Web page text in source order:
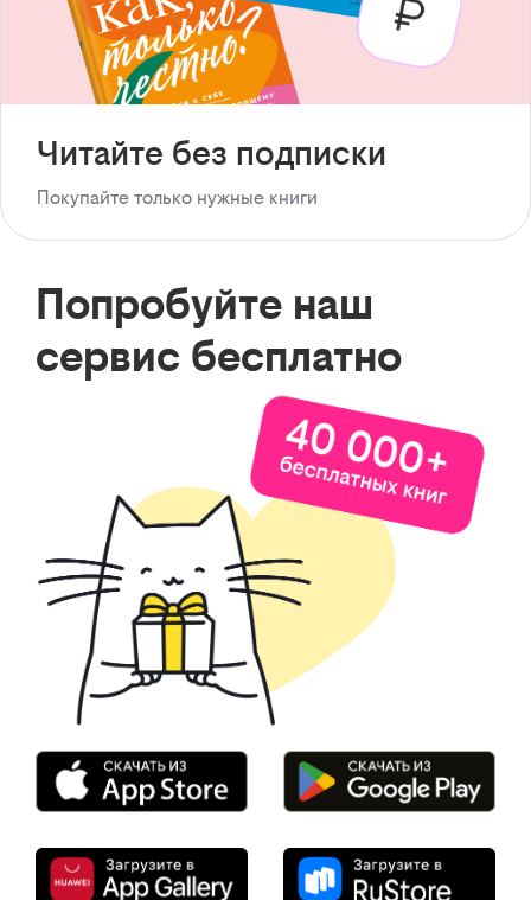
Читайте без подписки
Покупайте только нужные книги
Попробуйте наш
сервис бесплатно